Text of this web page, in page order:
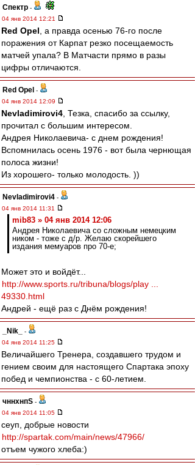
Спектр -
04 янв 2014 12:21
Red Opel , а правда осенью 76-го после
поражения от Карпат резко посещаемость
матчей упала? В Матчасти прямо в разы
цифры отличаются.
Red Opel -
04 янв 2014 12:09
Nevladimirovi4 , Тезка, спасибо за ссылку,
прочитал с большим интересом.
Андрея Николаевича- с днем рождения!
Вспомнилась осень 1976 - вот была чернющая
полоса жизни!
Из хорошего- только молодость. ))
Nevladimirovi4 -
04 янв 2014 11:31
mib83 » 04 янв 2014 12:06
Андрея Николаевича со сложным немецким
ником - тоже с д/р. Желаю скорейшего
издания мемуаров про 70-е;
Может это и войдёт...
http://www.sports.ru/tribuna/blogs/play ...
49330.html
Андрей - ещё раз с Днём рождения!
_Nik_
-
04 янв 2014 11:25
Величайшего Тренера, создавшего трудом и
гением своим для настоящего Спартака эпоху
побед и чемпионства - с 60-летием.
чннхнпS -
04 янв 2014 11:05
сеуп, добрые новости
http://spartak.com/main/news/47966/
отъем чужого хлеба:)